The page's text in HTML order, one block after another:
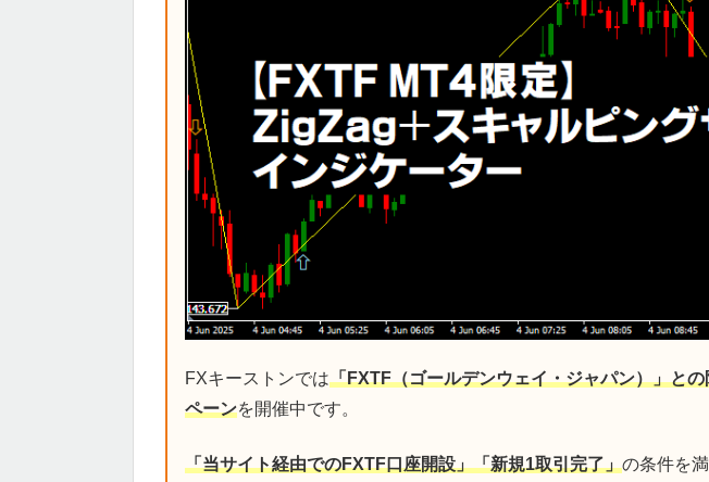
FXキーストンでは「FXTF（ゴールデンウェイ・ジャパン）」と
ペーンを開催中です。
「当サイト経由でのFXTF口座開設」「新規1取引完了」の条件を